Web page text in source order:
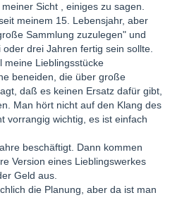
Sicht , einiges zu sagen.
meinem 15. Lebensjahr, aber
Sammlung zuzulegen" und
drei Jahren fertig sein sollte.
meine Lieblingsstücke
beneiden, die über große
daß es keinen Ersatz dafür gibt,
Man hört nicht auf den Klang des
vorrangig wichtig, es ist einfach
beschäftigt. Dann kommen
Version eines Lieblingswerkes
Geld aus.
die Planung, aber da ist man